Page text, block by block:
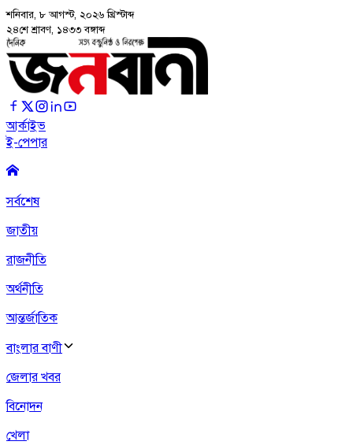
শনিবার, ৮ আগস্ট, ২০২৬ খ্রিস্টাব্দ
২৪শে শ্রাবণ, ১৪৩৩ বঙ্গাব্দ
আর্কাইভ
ই-পেপার
সর্বশেষ
জাতীয়
রাজনীতি
অর্থনীতি
আন্তর্জাতিক
বাংলার বাণী
জেলার খবর
বিনোদন
খেলা